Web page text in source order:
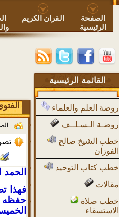
الصفحة
الرئيسية
القران الكريم
القائمة الرئيسية
روضة العلم والعلماء
روضـة الـسـلــف
الفوزان
خطب كتاب التوحيد
مقالات
الاستسقاء
فهذا
حفظه
الخميس 28-10-1436هـ، وهذا نقل